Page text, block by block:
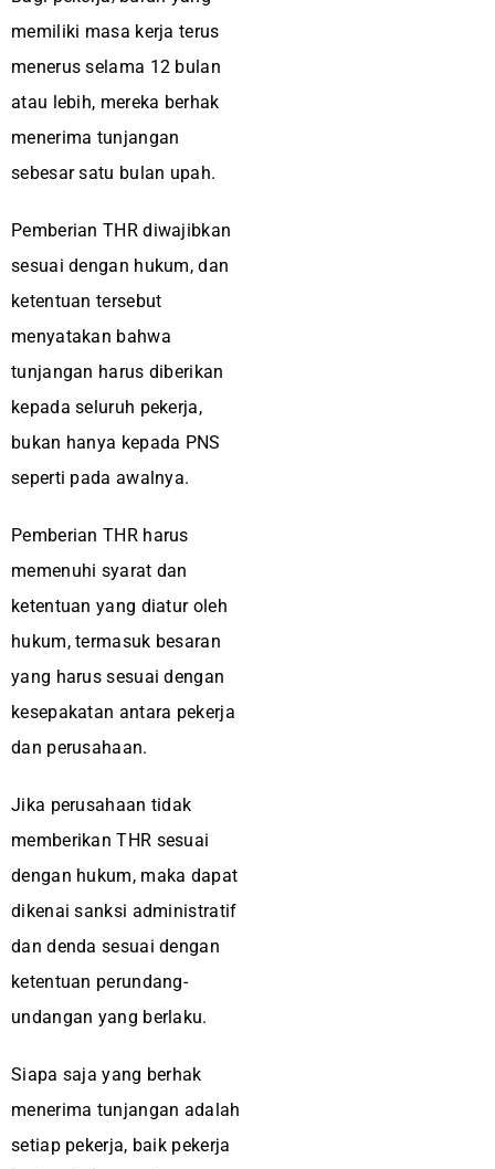
memiliki masa kerja terus
menerus selama 12 bulan
atau lebih, mereka berhak
menerima tunjangan
sebesar satu bulan upah.
Pemberian THR diwajibkan
sesuai dengan hukum, dan
ketentuan tersebut
menyatakan bahwa
tunjangan harus diberikan
kepada seluruh pekerja,
bukan hanya kepada PNS
seperti pada awalnya.
Pemberian THR harus
memenuhi syarat dan
ketentuan yang diatur oleh
hukum, termasuk besaran
yang harus sesuai dengan
kesepakatan antara pekerja
dan perusahaan.
Jika perusahaan tidak
memberikan THR sesuai
dengan hukum, maka dapat
dikenai sanksi administratif
dan denda sesuai dengan
ketentuan perundang-
undangan yang berlaku.
Siapa saja yang berhak
menerima tunjangan adalah
setiap pekerja, baik pekerja